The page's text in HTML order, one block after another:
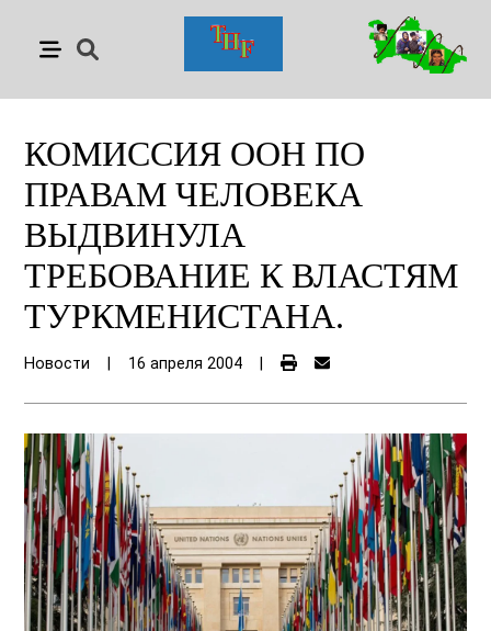
КОМИССИЯ ООН ПО
ПРАВАМ ЧЕЛОВЕКА
ВЫДВИНУЛА
ТРЕБОВАНИЕ К ВЛАСТЯМ
ТУРКМЕНИСТАНА.
Новости 16 апреля 2004